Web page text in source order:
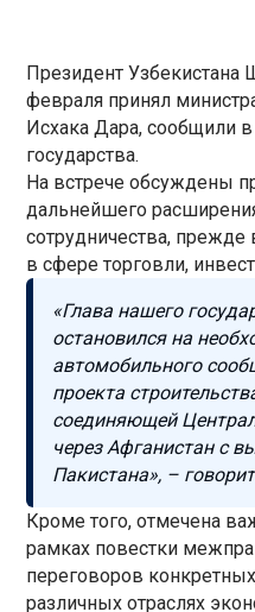
Президент Узбекистана
февраля принял
Исхака Дара, сообщили
государства.
На встрече обсуждены
дальнейшего
сотрудничества, прежде
в сфере торговли,
«Глава нашего
остановился на
автомобильного
проекта
соединяющей
через Афганистан с
Пакистана», –
Кроме того, отмечена
рамках повестки
переговоров
различных отраслях